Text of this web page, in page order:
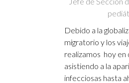
Debido a la
migratorio y los
realizamos hoy en
asistiendo a la
infecciosas hasta